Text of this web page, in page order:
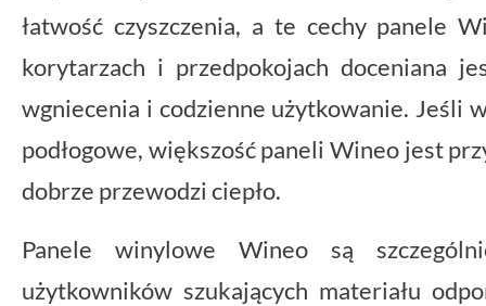
łatwość czyszczenia, a te cechy panele
korytarzach i przedpokojach doceniana
wgniecenia i codzienne użytkowanie. Jeśli
podłogowe, większość paneli Wineo jest
dobrze przewodzi ciepło.
Panele winylowe Wineo są
użytkowników szukających materiału